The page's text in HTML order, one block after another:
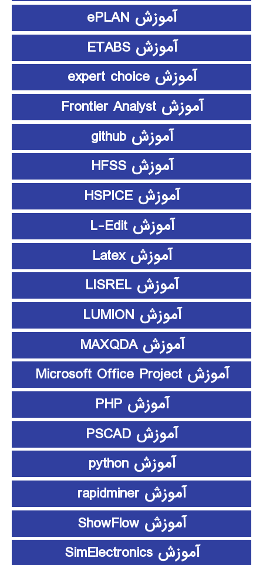
آموزش ePLAN
آموزش ETABS
آموزش expert choice
آموزش Frontier Analyst
آموزش github
آموزش HFSS
آموزش HSPICE
آموزش L-Edit
آموزش Latex
آموزش LISREL
آموزش LUMION
آموزش MAXQDA
آموزش Microsoft Office Project
آموزش PHP
آموزش PSCAD
آموزش python
آموزش rapidminer
آموزش ShowFlow
آموزش SimElectronics